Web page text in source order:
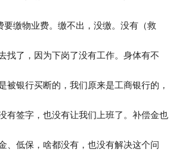
要缴物业费。缴不出，没缴。没有（救
找了，因为下岗了没有工作。身体有不
被银行买断的，我们原来是工商银行的，
有签字，也没有让我们上班了。补偿金也
、低保，啥都没有，也没有解决这个问